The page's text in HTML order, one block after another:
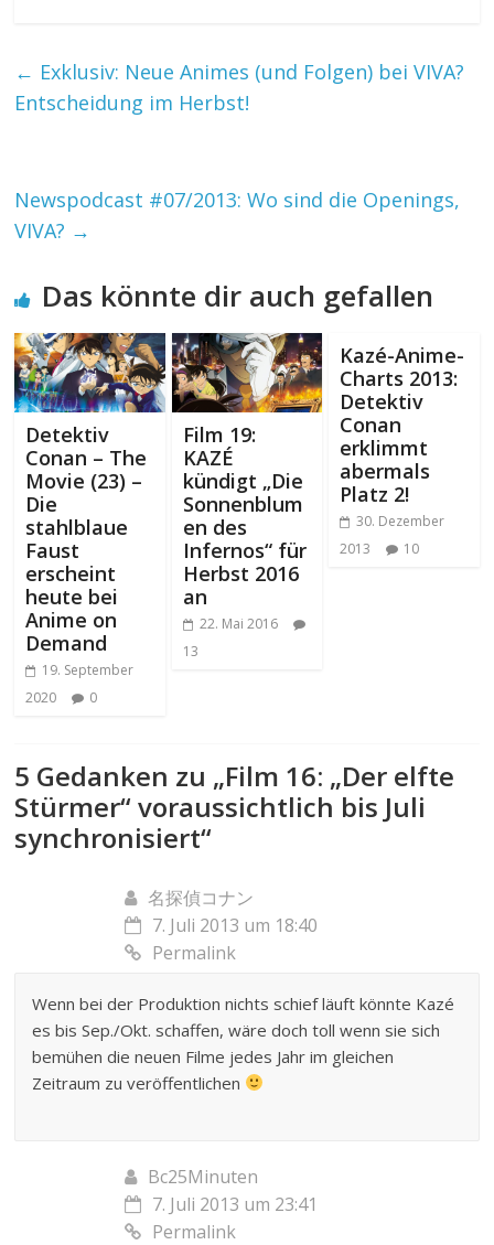
← Exklusiv: Neue Animes (und Folgen) bei VIVA?
Entscheidung im Herbst!
Newspodcast #07/2013: Wo sind die Openings,
VIVA? →
Das könnte dir auch gefallen
Detektiv
Conan – The
Movie (23) –
Die
stahlblaue
Faust
erscheint
heute bei
Anime on
Demand
19. September
2020
0
Film 19:
KAZÉ
kündigt „Die
Sonnenblum
en des
Infernos“ für
Herbst 2016
an
22. Mai 2016
13
Kazé-Anime-
Charts 2013:
Detektiv
Conan
erklimmt
abermals
Platz 2!
30. Dezember
2013
10
5 Gedanken zu „Film 16: „Der elfte
Stürmer“ voraussichtlich bis Juli
synchronisiert“
名探偵コナン
7. Juli 2013 um 18:40
Permalink
Wenn bei der Produktion nichts schief läuft könnte Kazé
es bis Sep./Okt. schaffen, wäre doch toll wenn sie sich
bemühen die neuen Filme jedes Jahr im gleichen
Zeitraum zu veröffentlichen
Bc25Minuten
7. Juli 2013 um 23:41
Permalink